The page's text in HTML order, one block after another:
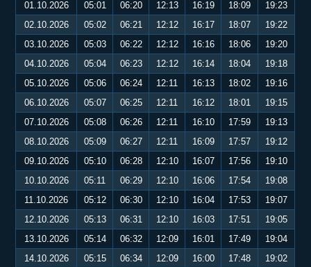
01.10.2026
05:01 06:20 12:13 16:19 18:09
19:23
02.10.2026
05:02 06:21 12:12 16:17 18:07
19:22
03.10.2026
05:03 06:22 12:12 16:16 18:06
19:20
04.10.2026
05:04 06:23 12:12 16:14 18:04
19:18
05.10.2026
05:06 06:24 12:11 16:13 18:02
19:16
06.10.2026
05:07 06:25 12:11 16:12 18:01
19:15
07.10.2026
05:08 06:26 12:11 16:10 17:59
19:13
08.10.2026
05:09 06:27 12:11 16:09 17:57
19:12
09.10.2026
05:10 06:28 12:10 16:07 17:56
19:10
10.10.2026
05:11 06:29 12:10 16:06 17:54
19:08
11.10.2026
05:12 06:30 12:10 16:04 17:53
19:07
12.10.2026
05:13 06:31 12:10 16:03 17:51
19:05
13.10.2026
05:14 06:32 12:09 16:01 17:49
19:04
14.10.2026
05:15 06:34 12:09 16:00 17:48
19:02